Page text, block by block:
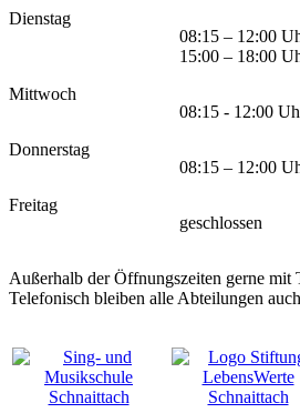
Dienstag
08:15 – 12:00
15:00 – 18:00
Mittwoch
08:15 - 12:00
Donnerstag
08:15 – 12:00
Freitag
geschlossen
Außerhalb der Öffnungszeiten gerne mit
Telefonisch bleiben alle Abteilungen